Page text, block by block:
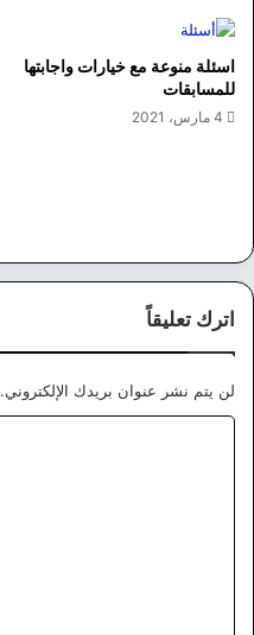
اسئلة منوعة مع خيارات واجابتها
للمسابقات
4 مارس، 2021
اترك تعليقاً
لن يتم نشر عنوان بريدك الإلكتروني.